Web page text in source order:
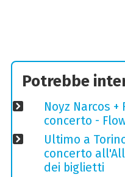
Potrebbe
Noyz Narcos +
concerto -
Ultimo a
concerto
dei biglietti